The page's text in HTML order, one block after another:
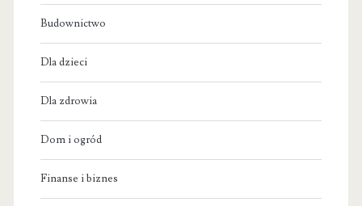
Budownictwo
Dla dzieci
Dla zdrowia
Dom i ogród
Finanse i biznes